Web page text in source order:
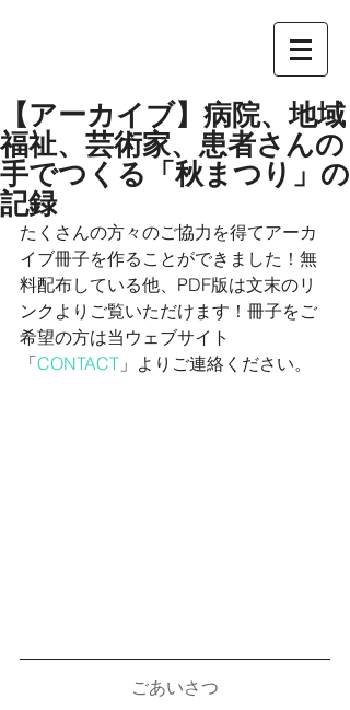
【アーカイブ】病院、地域
福祉、芸術家、患者さんの
手でつくる「秋まつり」の
記録
たくさんの方々のご協力を得てアーカ
イブ冊子を作ることができました！無
料配布している他、PDF版は文末のリ
ンクよりご覧いただけます！冊子をご
希望の方は当ウェブサイト
「CONTACT 」よりご連絡ください。
ごあいさつ